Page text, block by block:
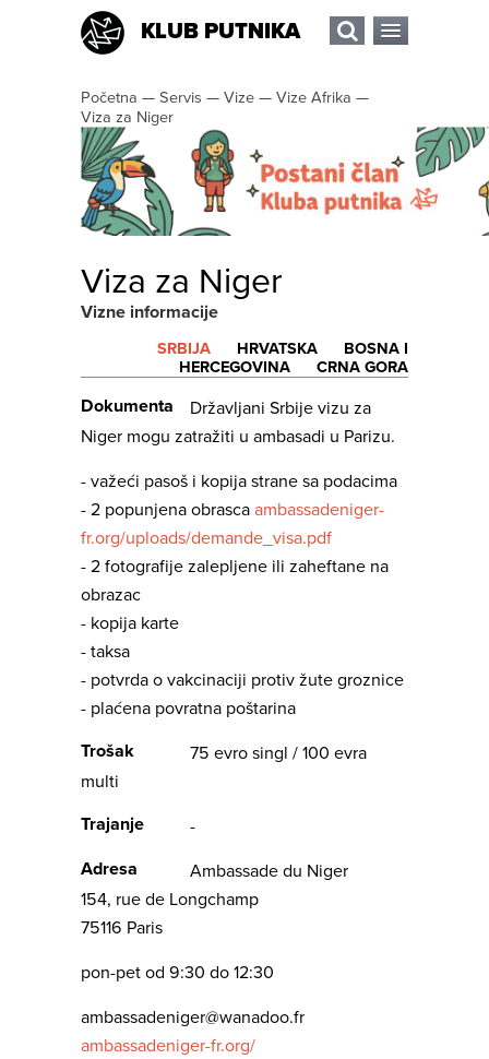
KLUB PUTNIKA
Početna — Servis — Vize — Vize Afrika —
Viza za Niger
Viza za Niger
Vizne informacije
SRBIJA HRVATSKA
BOSNA I
HERCEGOVINA
CRNA GORA
Dokumenta
Državljani Srbije vizu za
Niger mogu zatražiti u ambasadi u Parizu.
- važeći pasoš i kopija strane sa podacima
- 2 popunjena obrasca ambassadeniger-
fr.org/uploads/demande_visa.pdf
- 2 fotografije zalepljene ili zaheftane na
obrazac
- kopija karte
- taksa
- potvrda o vakcinaciji protiv žute groznice
- plaćena povratna poštarina
Trošak
75 evro singl / 100 evra
multi
Trajanje
-
Adresa
Ambassade du Niger
154, rue de Longchamp
75116 Paris
pon-pet od 9:30 do 12:30
ambassadeniger@wanadoo.fr
ambassadeniger-fr.org/